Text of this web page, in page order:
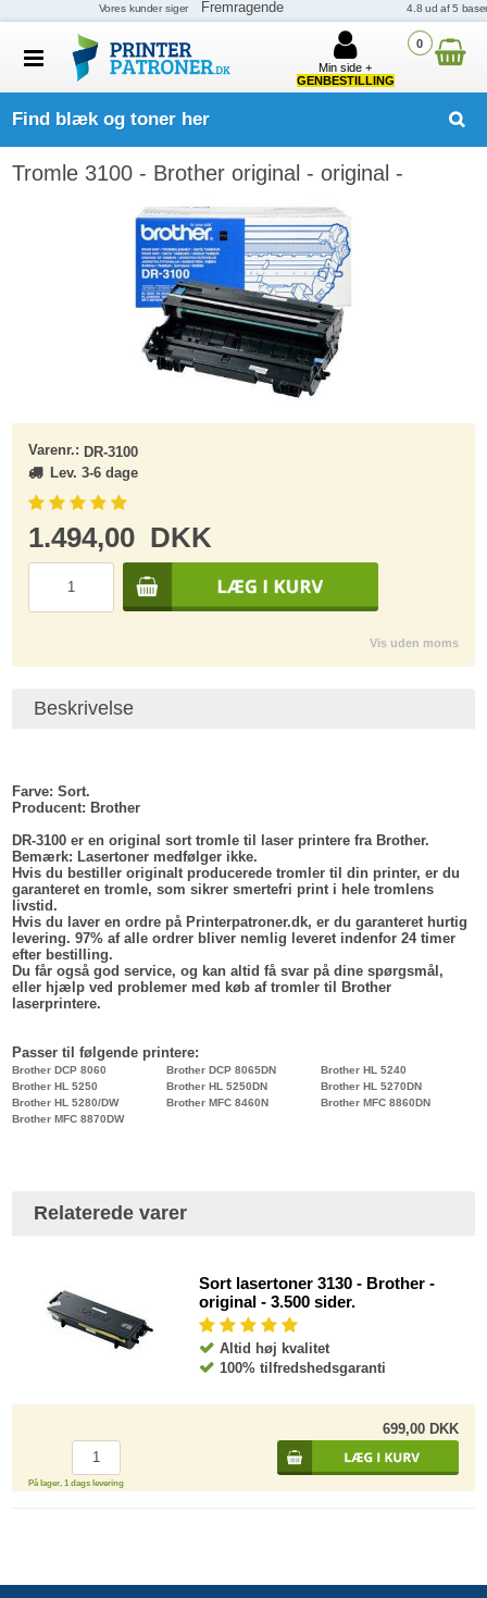
0
Min side +
GENBESTILLING
Find blæk og toner her
Tromle 3100 - Brother original - original -
Varenr.: DR-3100
Lev. 3-6 dage
1.494,00 DKK
Vis uden moms
Beskrivelse
Farve: Sort.
Producent: Brother
DR-3100 er en original sort tromle til laser printere fra Brother.
Bemærk: Lasertoner medfølger ikke.
Hvis du bestiller originalt producerede tromler til din printer, er du
garanteret en tromle, som sikrer smertefri print i hele tromlens
livstid.
Hvis du laver en ordre på Printerpatroner.dk, er du garanteret hurtig
levering. 97% af alle ordrer bliver nemlig leveret indenfor 24 timer
efter bestilling.
Du får også god service, og kan altid få svar på dine spørgsmål,
eller hjælp ved problemer med køb af tromler til Brother
laserprintere.
Passer til følgende printere:
Brother DCP 8060 Brother DCP 8065DN
Brother HL 5240
Brother HL 5250
Brother HL 5250DN
Brother HL 5270DN
Brother HL 5280/DW
Brother MFC 8460N
Brother MFC 8860DN
Brother MFC 8870DW
Relaterede varer
Sort lasertoner 3130 - Brother -
original - 3.500 sider.
Altid høj kvalitet
100% tilfredshedsgaranti
699,00 DKK
På lager, 1 dags levering